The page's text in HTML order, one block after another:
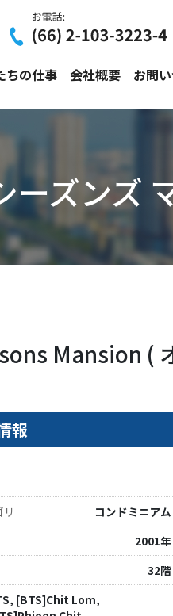
ちの仕事 会社概要 お問
ズンズ
Mansion (
報
コンドミニアム
2001年
32階
[BTS]Chit Lom,